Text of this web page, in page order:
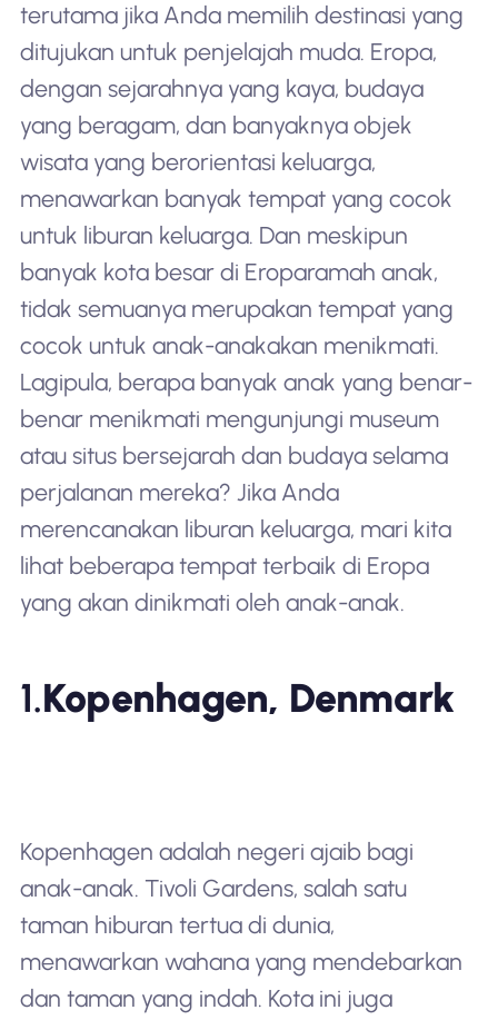
terutama jika Anda memilih destinasi yang
ditujukan untuk penjelajah muda. Eropa,
dengan sejarahnya yang kaya, budaya
yang beragam, dan banyaknya objek
wisata yang berorientasi keluarga,
menawarkan banyak tempat yang cocok
untuk liburan keluarga. Dan meskipun
banyak kota besar di Eroparamah anak,
tidak semuanya merupakan tempat yang
cocok untuk anak-anakakan menikmati.
Lagipula, berapa banyak anak yang benar-
benar menikmati mengunjungi museum
atau situs bersejarah dan budaya selama
perjalanan mereka? Jika Anda
merencanakan liburan keluarga, mari kita
lihat beberapa tempat terbaik di Eropa
yang akan dinikmati oleh anak-anak.
1.Kopenhagen, Denmark
Kopenhagen adalah negeri ajaib bagi
anak-anak. Tivoli Gardens, salah satu
taman hiburan tertua di dunia,
menawarkan wahana yang mendebarkan
dan taman yang indah. Kota ini juga